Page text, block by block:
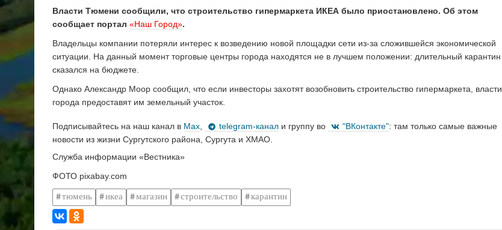
Власти Тюмени сообщили, что строительство гипермаркета ИКЕА было приостановлено. Об этом
сообщает портал «Наш Город».
Владельцы компании потеряли интерес к возведению новой площадки сети из-за сложившейся экономической
ситуации. На данный момент торговые центры города находятся не в лучшем положении: длительный карантин
сказался на бюджете.
Однако Александр Моор сообщил, что если инвесторы захотят возобновить строительство гипермаркета, власти
города предоставят им земельный участок.
Подписывайтесь на наш канал в Max telegram-канал и группу во "ВКонтакте": там только самые важные
новости из жизни Сургутского района, Сургута и ХМАО.
Служба информации «Вестника»
ФОТО pixabay.com
тюмень икеа магазин строительство карантин